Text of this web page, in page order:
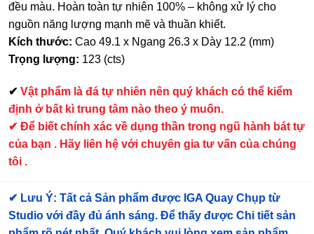
đều màu. Hoàn toàn tự nhiên 100% – không xử lý cho
nguồn năng lượng mạnh mẽ và thuần khiết.
Kích thước: Cao 49.1 x Ngang 26.3 x Dày 12.2 (mm)
Trọng lượng: 123 (cts)
✔ Vật phẩm là đá tự nhiên nên quý khách có thể kiểm
định ở bất kì trung tâm nào theo ý muốn.
✔ Để biết chính xác về dụng thần trong ngũ hành bát tự
của bạn . Hãy liên hệ với chuyên gia tư vấn của chúng
tôi .
✔ Lưu Ý: Tất cả Sản phẩm được IGA Quay Chụp từ
Studio với đầy đủ ánh sáng. Để thấy được Chi tiết sản